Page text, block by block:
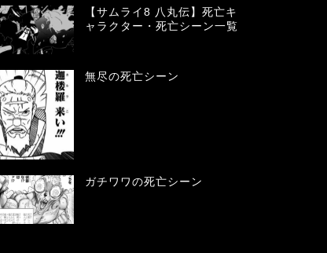
【サムライ8 八丸伝】死亡キ
ャラクター・死亡シーン一覧
無尽の死亡シーン
ガチワワの死亡シーン